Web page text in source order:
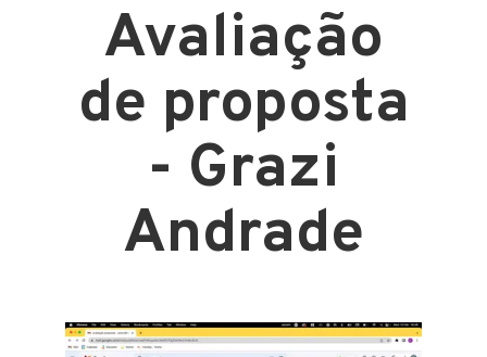
Avaliação
de proposta
- Grazi
Andrade